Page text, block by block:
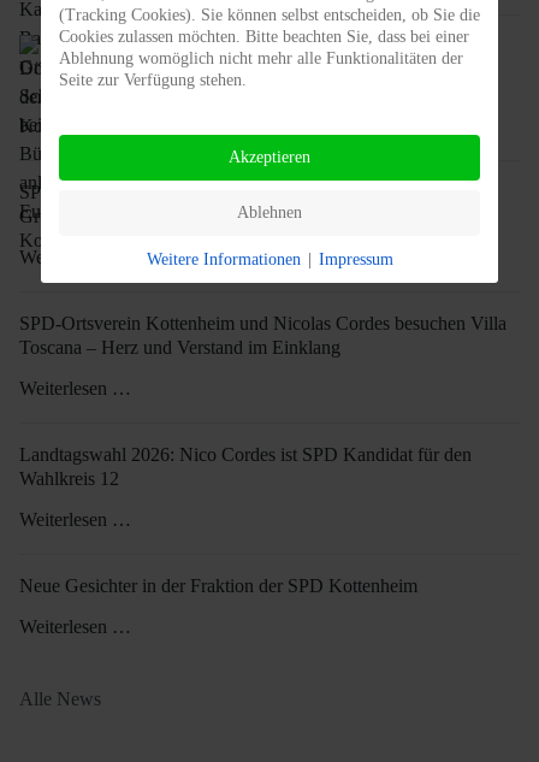
Döppekocheessen der SPD Kottenheim
Weiterlesen …
SPD Kottenheim mit Nicolas Cordes beim Schulbesuch in der
Grundschule Kottenheim
Weiterlesen …
SPD-Ortsverein Kottenheim und Nicolas Cordes besuchen Villa
Toscana – Herz und Verstand im Einklang
Weiterlesen …
Landtagswahl 2026: Nico Cordes ist SPD Kandidat für den
Wahlkreis 12
Weiterlesen …
Neue Gesichter in der Fraktion der SPD Kottenheim
Weiterlesen …
Alle News
(Tracking Cookies). Sie können selbst entscheiden, ob Sie die
Cookies zulassen möchten. Bitte beachten Sie, dass bei einer
Ablehnung womöglich nicht mehr alle Funktionalitäten der
Seite zur Verfügung stehen.
Akzeptieren
Ablehnen
Weitere Informationen | Impressum